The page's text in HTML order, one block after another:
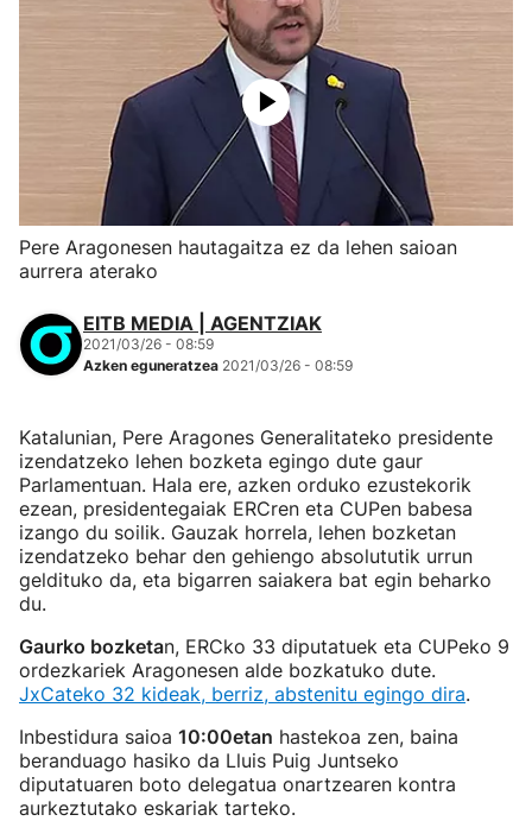
Pere Aragonesen hautagaitza ez da lehen saioan
aurrera aterako
EITB MEDIA | AGENTZIAK
2021/03/26 - 08:59
Azken eguneratzea 2021/03/26 - 08:59
Katalunian, Pere Aragones Generalitateko presidente
izendatzeko lehen bozketa egingo dute gaur
Parlamentuan. Hala ere, azken orduko ezustekorik
ezean, presidentegaiak ERCren eta CUPen babesa
izango du soilik. Gauzak horrela, lehen bozketan
izendatzeko behar den gehiengo absolututik urrun
geldituko da, eta bigarren saiakera bat egin beharko
du.
Gaurko bozketan, ERCko 33 diputatuek eta CUPeko 9
ordezkariek Aragonesen alde bozkatuko dute.
JxCateko 32 kideak, berriz, abstenitu egingo dira.
Inbestidura saioa 10:00etan hastekoa zen, baina
beranduago hasiko da Lluis Puig Juntseko
diputatuaren boto delegatua onartzearen kontra
aurkeztutako eskariak tarteko.